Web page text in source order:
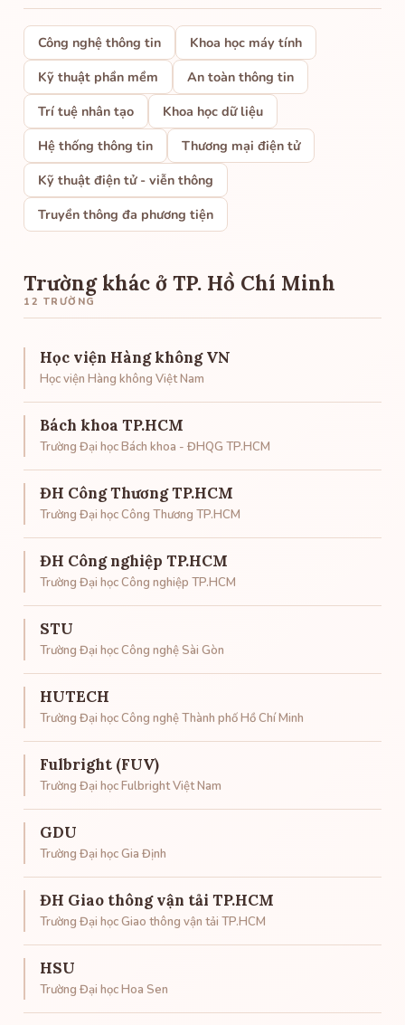
Công nghệ thông tin
Khoa học máy tính
Kỹ thuật phần mềm
An toàn thông tin
Trí tuệ nhân tạo
Khoa học dữ liệu
Hệ thống thông tin
Thương mại điện tử
Kỹ thuật điện tử - viễn thông
Truyền thông đa phương tiện
Trường khác ở TP. Hồ Chí Minh
12 TRƯỜNG
Học viện Hàng không VN
Học viện Hàng không Việt Nam
Bách khoa TP.HCM
Trường Đại học Bách khoa - ĐHQG TP.HCM
ĐH Công Thương TP.HCM
Trường Đại học Công Thương TP.HCM
ĐH Công nghiệp TP.HCM
Trường Đại học Công nghiệp TP.HCM
STU
Trường Đại học Công nghệ Sài Gòn
HUTECH
Trường Đại học Công nghệ Thành phố Hồ Chí Minh
Fulbright (FUV)
Trường Đại học Fulbright Việt Nam
GDU
Trường Đại học Gia Định
ĐH Giao thông vận tải TP.HCM
Trường Đại học Giao thông vận tải TP.HCM
HSU
Trường Đại học Hoa Sen